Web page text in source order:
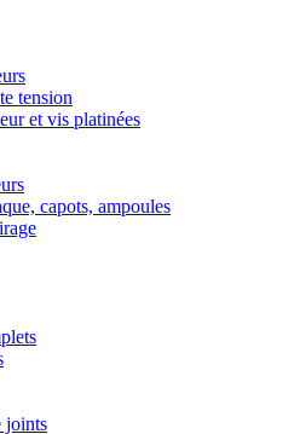
tension
et vis platinées
capots, ampoules
joints